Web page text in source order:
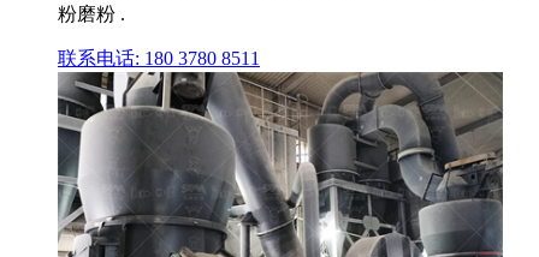
粉磨粉 .
联系电话: 180 3780 8511